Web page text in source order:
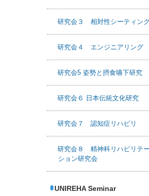
研究会３ 相対性シーティン
研究会４ エンジニアリング
研究会5 姿勢と摂食嚥下研究
研究会６ 日本伝統文化研究
研究会７ 認知症リハビリ
研究会８ 精神科リハビリテー
ション研究会
UNIREHA Seminar